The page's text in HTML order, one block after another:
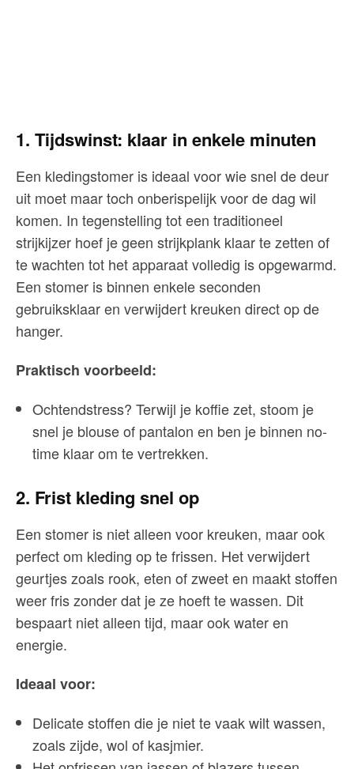
1. Tijdswinst: klaar in enkele minuten
Een kledingstomer is ideaal voor wie snel de deur
uit moet maar toch onberispelijk voor de dag wil
komen. In tegenstelling tot een traditioneel
strijkijzer hoef je geen strijkplank klaar te zetten of
te wachten tot het apparaat volledig is opgewarmd.
Een stomer is binnen enkele seconden
gebruiksklaar en verwijdert kreuken direct op de
hanger.
Praktisch voorbeeld:
Ochtendstress? Terwijl je koffie zet, stoom je
snel je blouse of pantalon en ben je binnen no-
time klaar om te vertrekken.
2. Frist kleding snel op
Een stomer is niet alleen voor kreuken, maar ook
perfect om kleding op te frissen. Het verwijdert
geurtjes zoals rook, eten of zweet en maakt stoffen
weer fris zonder dat je ze hoeft te wassen. Dit
bespaart niet alleen tijd, maar ook water en
energie.
Ideaal voor:
Delicate stoffen die je niet te vaak wilt wassen,
zoals zijde, wol of kasjmier.